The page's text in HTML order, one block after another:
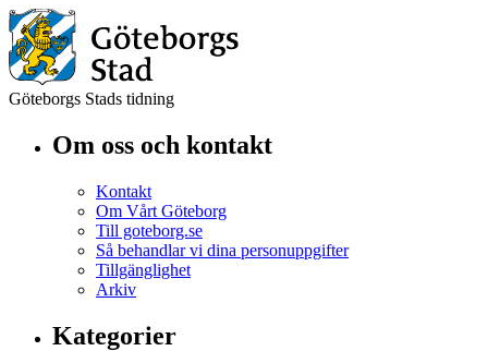
Göteborgs Stads tidning
Om oss och kontakt
Kontakt
Om Vårt Göteborg
Till goteborg.se
Så behandlar vi dina personuppgifter
Tillgänglighet
Arkiv
Kategorier